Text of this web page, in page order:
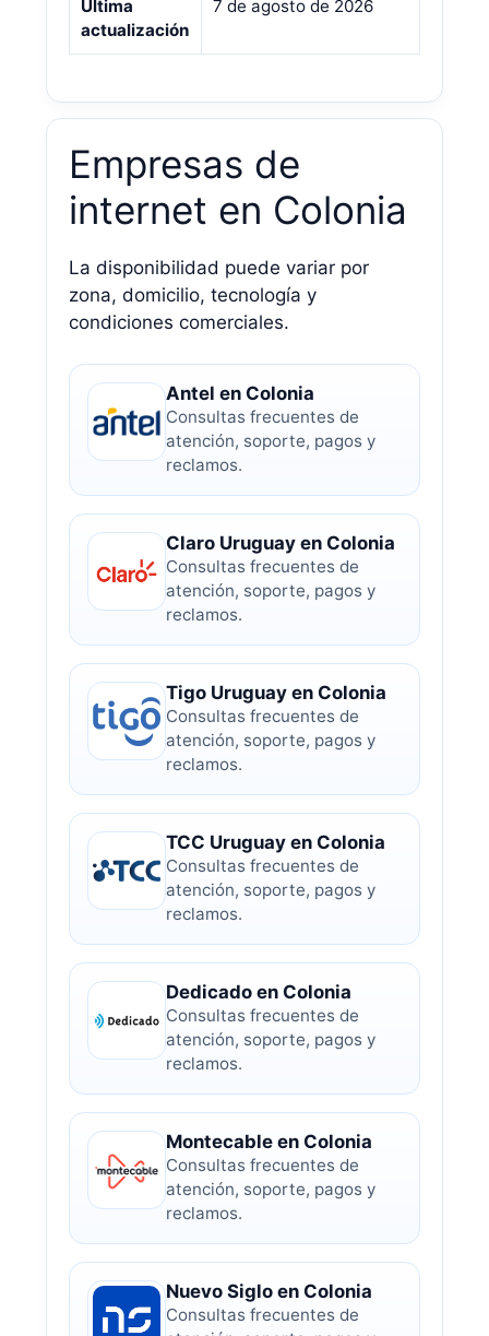
Última
actualización
7 de agosto de 2026
Empresas de
internet en Colonia
La disponibilidad puede variar por
zona, domicilio, tecnología y
condiciones comerciales.
Antel en Colonia
Consultas frecuentes de
atención, soporte, pagos y
reclamos.
Claro Uruguay en Colonia
Consultas frecuentes de
atención, soporte, pagos y
reclamos.
Tigo Uruguay en Colonia
Consultas frecuentes de
atención, soporte, pagos y
reclamos.
TCC Uruguay en Colonia
Consultas frecuentes de
atención, soporte, pagos y
reclamos.
Dedicado en Colonia
Consultas frecuentes de
atención, soporte, pagos y
reclamos.
Montecable en Colonia
Consultas frecuentes de
atención, soporte, pagos y
reclamos.
Nuevo Siglo en Colonia
Consultas frecuentes de